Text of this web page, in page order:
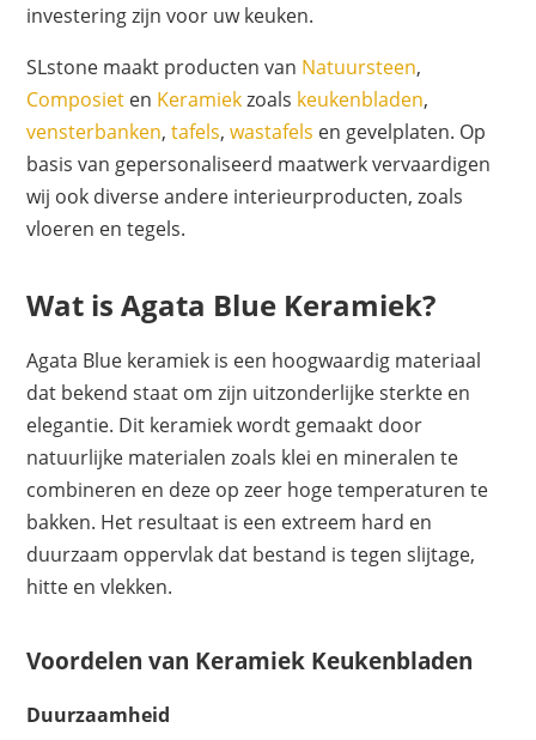
investering zijn voor uw keuken.
SLstone maakt producten van Natuursteen,
Composiet en Keramiekzoals keukenbladen,
vensterbanken,tafels,wastafels en gevelplaten. Op
basis van gepersonaliseerd maatwerk vervaardigen
wij ook diverse andere interieurproducten, zoals
vloeren en tegels.
Wat is Agata Blue Keramiek?
Agata Blue keramiek is een hoogwaardig materiaal
dat bekend staat om zijn uitzonderlijke sterkte en
elegantie. Dit keramiek wordt gemaakt door
natuurlijke materialen zoals klei en mineralen te
combineren en deze op zeer hoge temperaturen te
bakken. Het resultaat is een extreem hard en
duurzaam oppervlak dat bestand is tegen slijtage,
hitte en vlekken.
Voordelen van Keramiek Keukenbladen
Duurzaamheid